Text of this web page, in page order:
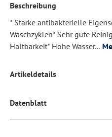
Beschreibung
* Starke antibakterielle
Waschzyklen* Sehr gute
Haltbarkeit* Hohe Wasser…
Artikeldetails
Datenblatt